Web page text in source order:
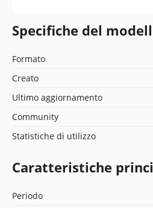
Specifiche del
Formato
Creato
Ultimo aggiornamento
Community
Statistiche di utilizzo
Caratteristiche
Periodo